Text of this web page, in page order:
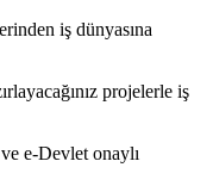
iş dünyasına
projelerle iş
e-Devlet onaylı